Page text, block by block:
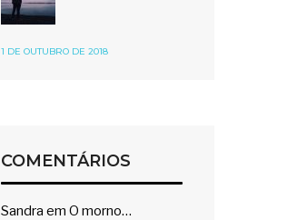
1 DE OUTUBRO DE 2018
COMENTÁRIOS
Sandra em O morno…